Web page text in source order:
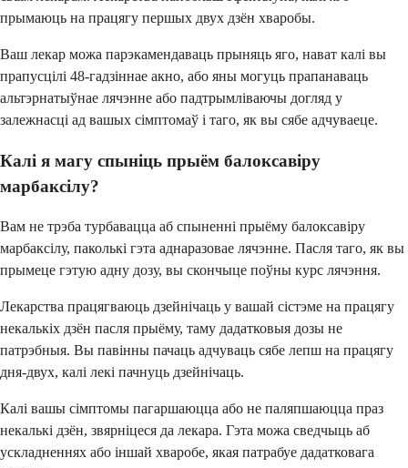
прымаюць на працягу першых двух дзён хваробы.
Ваш лекар можа парэкамендаваць прыняць яго, нават калі вы
прапусцілі 48-гадзіннае акно, або яны могуць прапанаваць
альтэрнатыўнае лячэнне або падтрымліваючы догляд у
залежнасці ад вашых сімптомаў і таго, як вы сябе адчуваеце.
Калі я магу спыніць прыём балоксавіру
марбаксілу?
Вам не трэба турбавацца аб спыненні прыёму балоксавіру
марбаксілу, паколькі гэта аднаразовае лячэнне. Пасля таго, як вы
прымеце гэтую адну дозу, вы скончыце поўны курс лячэння.
Лекарства працягваюць дзейнічаць у вашай сістэме на працягу
некалькіх дзён пасля прыёму, таму дадатковыя дозы не
патрэбныя. Вы павінны пачаць адчуваць сябе лепш на працягу
дня-двух, калі лекі пачнуць дзейнічаць.
Калі вашы сімптомы пагаршаюцца або не паляпшаюцца праз
некалькі дзён, звярніцеся да лекара. Гэта можа сведчыць аб
ускладненнях або іншай хваробе, якая патрабуе дадатковага